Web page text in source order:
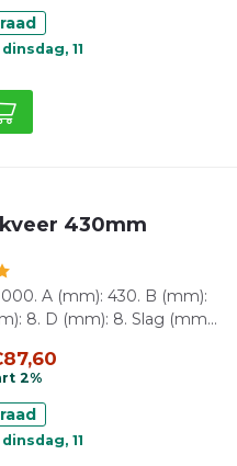
dinsdag, 11
430mm
A (mm): 430. B (mm):
8. D (mm): 8. Slag (mm...
2%
dinsdag, 11